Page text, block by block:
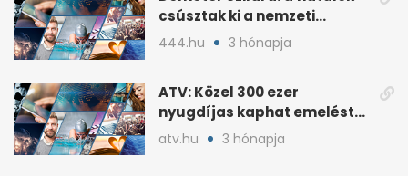
csúsztak ki a nemzeti
kultúrából
444.hu 3 hónapja
ATV: Közel 300 ezer
nyugdíjas kaphat emelést
idén a Tisza terve szerint
atv.hu 3 hónapja